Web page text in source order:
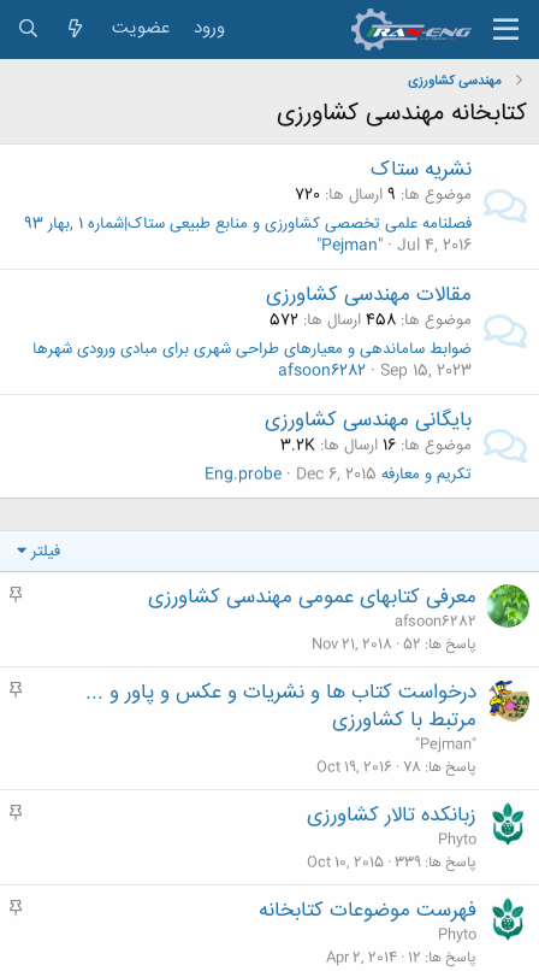
ورود عضویت
مهندسی کشاورزی
کتابخانه مهندسی کشاورزی
نشریه ستاک
موضوع ها 9ارسال ها 720
فصلنامه علمی تخصصی کشاورزی و منابع طبیعی ستاک|شماره 1 ,بهار 93
Jul 4, 2016
"Pejman"
مقالات مهندسی کشاورزی
موضوع ها 458ارسال ها 572
ضوابط ساماندهی و معیارهای طراحی شهری برای مبادی ورودی شهرها
Sep 15, 2023
afsoon6282
بایگانی مهندسی کشاورزی
موضوع ها 16 ارسال ها 3.2K
تکریم و معارفه Dec 6, 2015
Eng.probe
فیلتر
م
معرفی کتابهای عمومی مهندسی کشاورزی
afsoon6282
پاسخ ها 52
Nov 21, 2018
م
درخواست کتاب ها و نشریات و عکس و پاور و ...
مرتبط با کشاورزی
"Pejman"
پاسخ ها 78
Oct 19, 2016
م
زبانکده تالار کشاورزی
Phyto
پاسخ ها 339
Oct 10, 2015
م
فهرست موضوعات کتابخانه
Phyto
پاسخ ها 12
Apr 2, 2014